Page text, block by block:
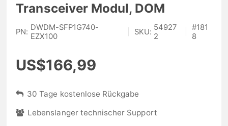
Transceiver Modul, DOM
PN: DWDM-SFP1G740-
EZX100
SKU: 54927
2
#181
8
US$166,99
30 Tage kostenlose Rückgabe
Lebenslanger technischer Support